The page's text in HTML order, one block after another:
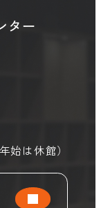
ター
始は休館）